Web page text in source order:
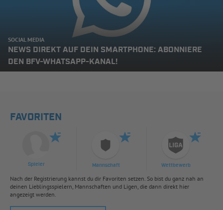
SOCIAL MEDIA
NEWS DIREKT AUF DEIN SMARTPHONE: ABONNIERE
DEN BFV-WHATSAPP-KANAL!
FAVORITEN
Spieler Mannschaft Wettbewerb
Nach der Registrierung kannst du dir Favoriten setzen. So bist du ganz nah an
deinen Lieblingsspielern, Mannschaften und Ligen, die dann direkt hier
angezeigt werden.